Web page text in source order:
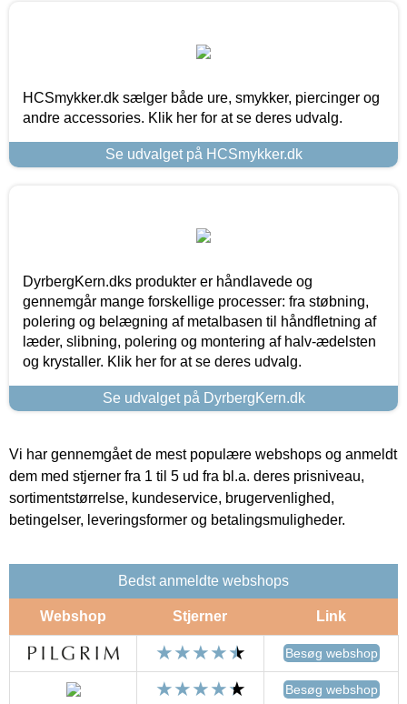
HCSmykker.dk sælger både ure, smykker, piercinger og
andre accessories. Klik her for at se deres udvalg.
Se udvalget på HCSmykker.dk
DyrbergKern.dks produkter er håndlavede og
gennemgår mange forskellige processer: fra støbning,
polering og belægning af metalbasen til håndfletning af
læder, slibning, polering og montering af halv-ædelsten
og krystaller. Klik her for at se deres udvalg.
Se udvalget på DyrbergKern.dk
Vi har gennemgået de mest populære webshops og anmeldt
dem med stjerner fra 1 til 5 ud fra bl.a. deres prisniveau,
sortimentstørrelse, kundeservice, brugervenlighed,
betingelser, leveringsformer og betalingsmuligheder.
Bedst anmeldte webshops
Webshop Stjerner Link
Besøg webshop
Besøg webshop